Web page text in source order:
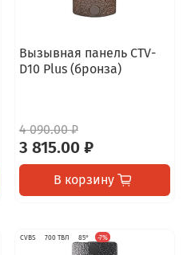
Вызывная панель CTV-
D10 Plus (бронза)
4 090.00 ₽
3 815.00 ₽
В корзину
CVBS 700 ТВЛ 85° -7%